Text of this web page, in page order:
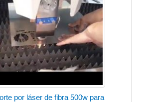
por láser de fibra 500w para